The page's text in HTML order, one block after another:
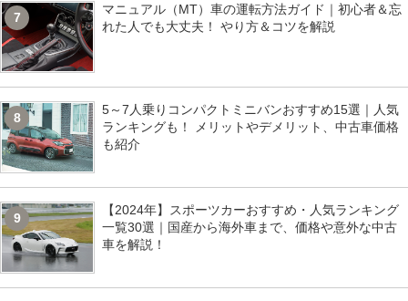
7
マニュアル（MT）車の運転方法ガイド｜初心者＆忘
れた人でも大丈夫！ やり方＆コツを解説
8
5～7人乗りコンパクトミニバンおすすめ15選｜人気
ランキングも！ メリットやデメリット、中古車価格
も紹介
9
【2024年】スポーツカーおすすめ・人気ランキング
一覧30選｜国産から海外車まで、価格や意外な中古
車を解説！